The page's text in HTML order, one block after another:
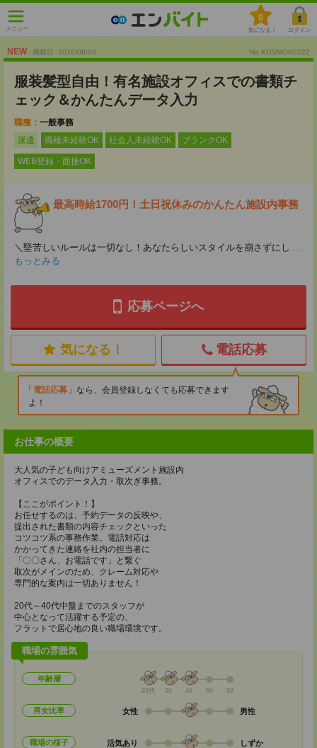
メニュー
0
気になる！ ログイン
NEW 掲載日 :2026/08/06 No.KOSMOH2222
服装髪型自由！有名施設オフィスでの書類チ
ェック＆かんたんデータ入力
職種： 一般事務
派遣
職種未経験OK 社会人未経験OK ブランクOK
WEB登録・面接OK
最高時給1700円！土日祝休みのかんたん施設内事務
＼堅苦しいルールは一切なし！あなたらしいスタイルを崩さずにし ...
もっとみる
応募ページへ
気になる！ 電話応募
電話応募
なら、会員登録しなくても応募できます
よ！
お仕事の概要
大人気の子ども向けアミューズメント施設内
オフィスでのデータ入力・取次ぎ事務。
【ここがポイント！】
お任せするのは、予約データの反映や、
提出された書類の内容チェックといった
コツコツ系の事務作業。電話対応は
かかってきた連絡を社内の担当者に
「〇〇さん、お電話です」と繋ぐ
取次がメインのため、クレーム対応や
専門的な案内は一切ありません！
20代～40代中盤までのスタッフが
中心となって活躍する予定の、
フラットで居心地の良い職場環境です。
職場の雰囲気
年齢層
20代 30 40 50 60
男女比率 女性 男性
職場の様子 活気あり しずか